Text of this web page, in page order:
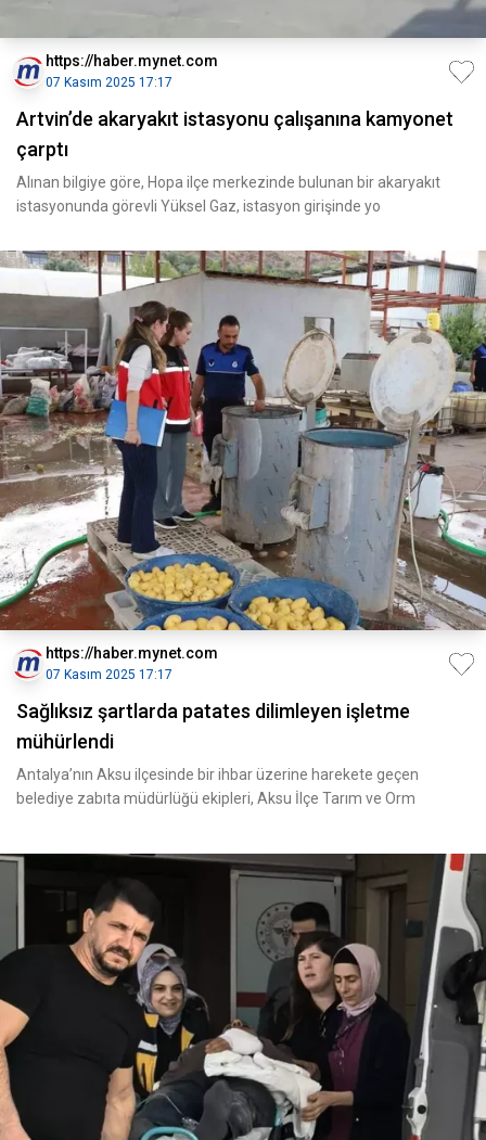
https://haber.mynet.com
07 Kasım 2025 17:17
Artvin’de akaryakıt istasyonu çalışanına kamyonet
çarptı
Alınan bilgiye göre, Hopa ilçe merkezinde bulunan bir akaryakıt
istasyonunda görevli Yüksel Gaz, istasyon girişinde yo
https://haber.mynet.com
07 Kasım 2025 17:17
Sağlıksız şartlarda patates dilimleyen işletme
mühürlendi
Antalya’nın Aksu ilçesinde bir ihbar üzerine harekete geçen
belediye zabıta müdürlüğü ekipleri, Aksu İlçe Tarım ve Orm